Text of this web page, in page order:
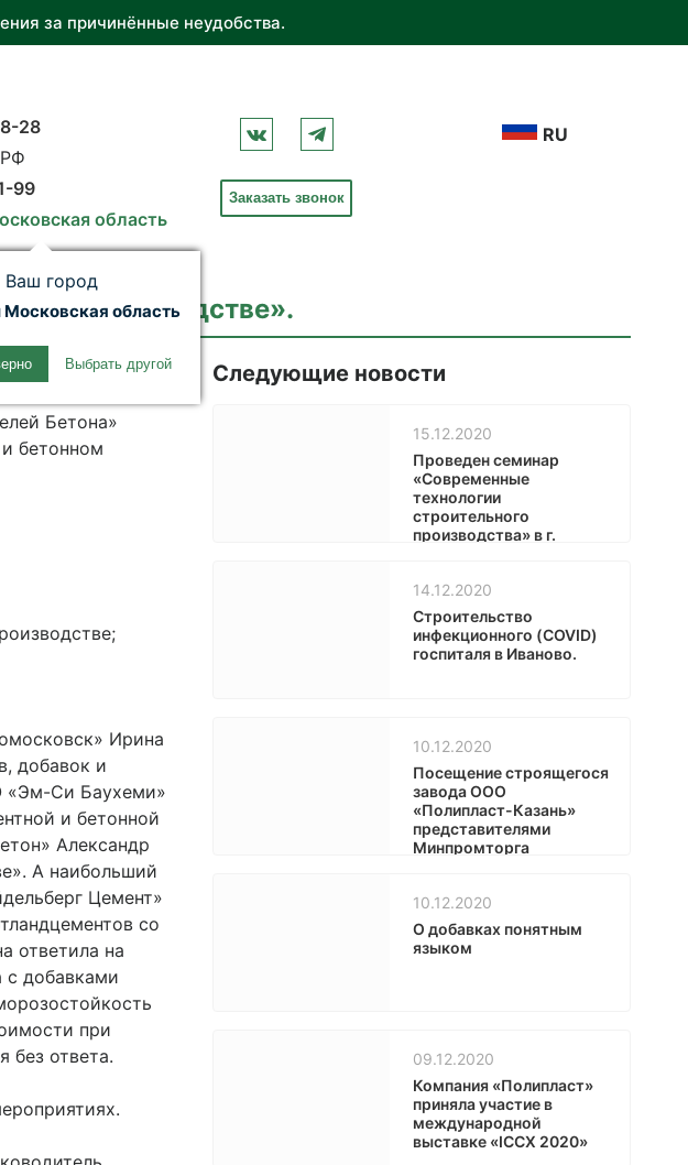
за причинённые неудобства.
28
99
область
Ваш город
область
Выбрать другой
Заказать звонок
RU
производстве».
Бетона»
бетонном
Ирина
добавок и
«Эм-Си Баухеми»
и бетонной
Александр
А наибольший
Цемент»
со
ответила на
добавками
при
без ответа.
Следующие новости
15.12.2020
Проведен семинар
«Современные
технологии
строительного
производства» в г.
14.12.2020
Строительство
инфекционного (COVID)
госпиталя в Иваново.
10.12.2020
Посещение строящегося
завода ООО
«Полипласт-Казань»
представителями
Минпромторга
10.12.2020
О добавках понятным
языком
09.12.2020
Компания «Полипласт»
приняла участие в
международной
выставке «ICCX 2020»